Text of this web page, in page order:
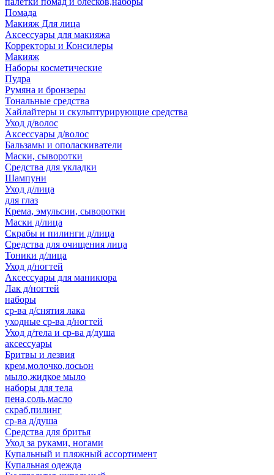
Помада
Макияж Для лица
Аксессуары для макияжа
Корректоры и Консилеры
Макияж
Наборы косметические
Пудра
Румяна и бронзеры
Тональные средства
Хайлайтеры и скульптурирующие средства
Уход д/волос
Аксессуары д/волос
Бальзамы и ополаскиватели
Маски, сыворотки
Средства для укладки
Шампуни
Уход д/лица
для глаз
Крема, эмульсии, сыворотки
Маски д/лица
Скрабы и пилинги д/лица
Средства для очищения лица
Тоники д/лица
Уход д/ногтей
Аксессуары для маникюра
Лак д/ногтей
наборы
ср-ва д/снятия лака
уходные ср-ва д/ногтей
Уход д/тела и ср-ва д/душа
аксессуары
Бритвы и лезвия
крем,молочко,лосьон
мыло,жидкое мыло
наборы для тела
пена,соль,масло
скраб,пилинг
ср-ва д/душа
Средства для бритья
Уход за руками, ногами
Купальный и пляжный ассортимент
Купальная одежда